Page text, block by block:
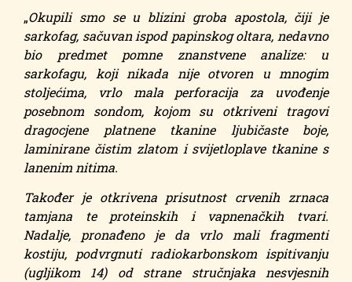
„Okupili smo se u blizini groba apostola, čiji je
sarkofag, sačuvan ispod papinskog oltara, nedavno
bio predmet pomne znanstvene analize: u
sarkofagu, koji nikada nije otvoren u mnogim
stoljećima, vrlo mala perforacija za uvođenje
posebnom sondom, kojom su otkriveni tragovi
dragocjene platnene tkanine ljubičaste boje,
laminirane čistim zlatom i svijetloplave tkanine s
lanenim nitima.
Također je otkrivena prisutnost crvenih zrnaca
tamjana te proteinskih i vapnenačkih tvari.
Nadalje, pronađeno je da vrlo mali fragmenti
kostiju, podvrgnuti radiokarbonskom ispitivanju
(ugljikom 14) od strane stručnjaka nesvjesnih